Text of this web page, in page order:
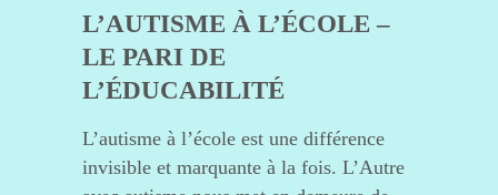
L’AUTISME À L’ÉCOLE –
LE PARI DE
L’ÉDUCABILITÉ
L’autisme à l’école est une différence
invisible et marquante à la fois. L’Autre